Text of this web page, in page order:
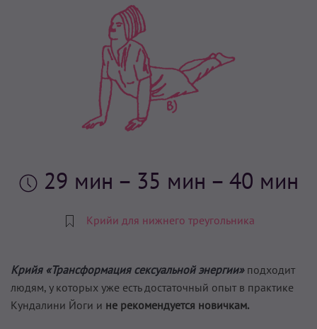
29 мин – 35 мин – 40 мин
Крийи для нижнего треугольника
Крийя «Трансформация сексуальной энергии» подходит
людям, у которых уже есть достаточный опыт в практике
Кундалини Йоги и не рекомендуется новичкам.